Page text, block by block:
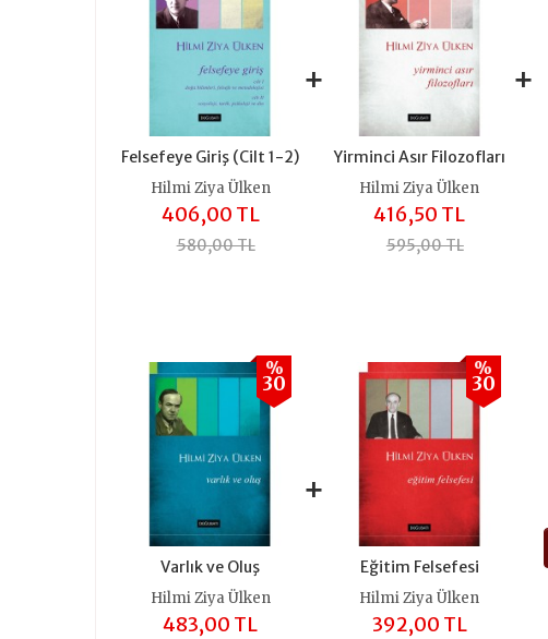
Felsefeye Giriş (Cilt 1-2)
Hilmi Ziya Ülken
406,00 TL
580,00 TL
+
Yirminci Asır Filozofları
Hilmi Ziya Ülken
416,50 TL
595,00 TL
+
Varlık ve Oluş
%
30
Hilmi Ziya Ülken
483,00 TL
+
Eğitim Felsefesi
%
30
Hilmi Ziya Ülken
392,00 TL